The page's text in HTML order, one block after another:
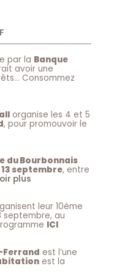
par la Banque
avoir une
Consommez
organise les 4 et 5
, pour promouvoir le
du Bourbonnais
13 septembre, entre
plus
leur 10ème
septembre, au
ICI
est l’une
est la